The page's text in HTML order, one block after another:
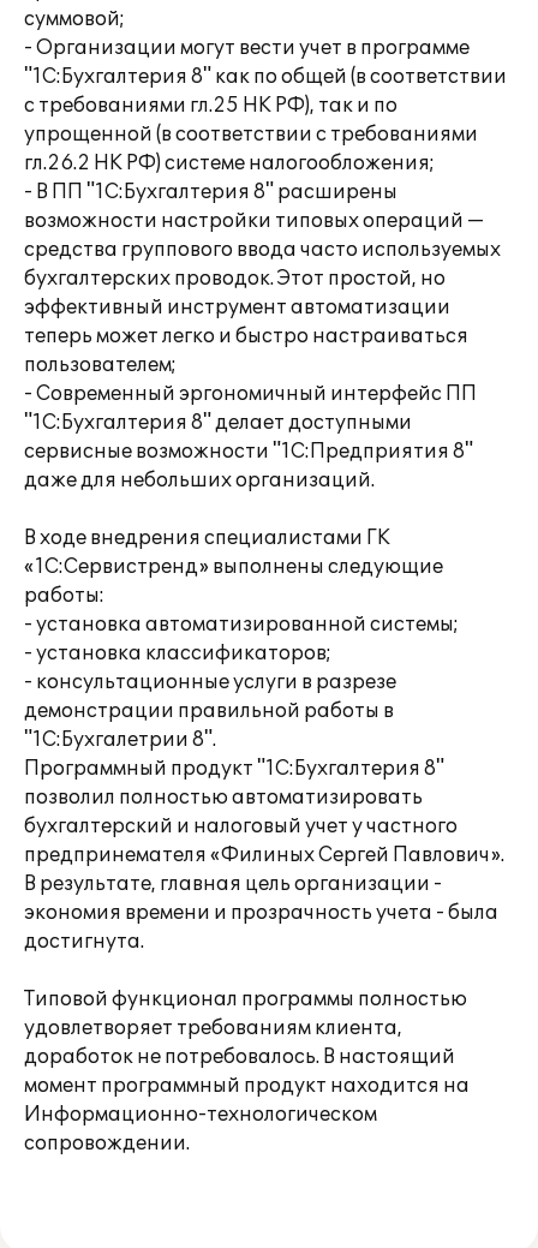
суммовой;
- Организации могут вести учет в программе
"1С:Бухгалтерия 8" как по общей (в соответствии
с требованиями гл.25 НК РФ), так и по
упрощенной (в соответствии с требованиями
гл.26.2 НК РФ) системе налогообложения;
- В ПП "1С:Бухгалтерия 8" расширены
возможности настройки типовых операций —
средства группового ввода часто используемых
бухгалтерских проводок. Этот простой, но
эффективный инструмент автоматизации
теперь может легко и быстро настраиваться
пользователем;
- Современный эргономичный интерфейс ПП
"1С:Бухгалтерия 8" делает доступными
сервисные возможности "1С:Предприятия 8"
даже для небольших организаций.
В ходе внедрения специалистами ГК
«1С:Сервистренд» выполнены следующие
работы:
- установка автоматизированной системы;
- установка классификаторов;
- консультационные услуги в разрезе
демонстрации правильной работы в
"1С:Бухгалетрии 8".
Программный продукт "1С:Бухгалтерия 8"
позволил полностью автоматизировать
бухгалтерский и налоговый учет у частного
предпринемателя «Филиных Сергей Павлович».
В результате, главная цель организации -
экономия времени и прозрачность учета - была
достигнута.
Типовой функционал программы полностью
удовлетворяет требованиям клиента,
доработок не потребовалось. В настоящий
момент программный продукт находится на
Информационно-технологическом
сопровождении.